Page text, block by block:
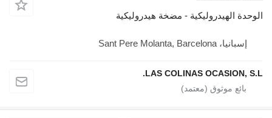
الوحدة الهيدروليكية - مضخة هيدروليكية
إسبانيا، Sant Pere Molanta, Barcelona
LAS COLINAS OCASION, S.L.